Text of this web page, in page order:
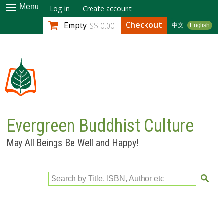
Skip to
main
content
Menu Log in Create account
中文 English
Empty S$ 0.00 Checkout
Evergreen Buddhist Culture
May All Beings Be Well and Happy!
Search by Title, ISBN, Author etc